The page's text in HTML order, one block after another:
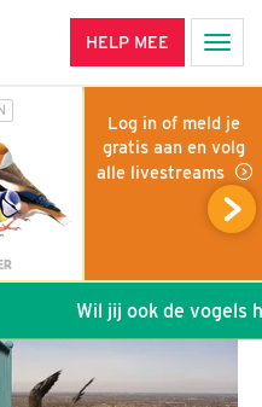
HELP MEE
Log in of meld je
gratis aan en volg
alle livestreams
Wil jij ook de vogels